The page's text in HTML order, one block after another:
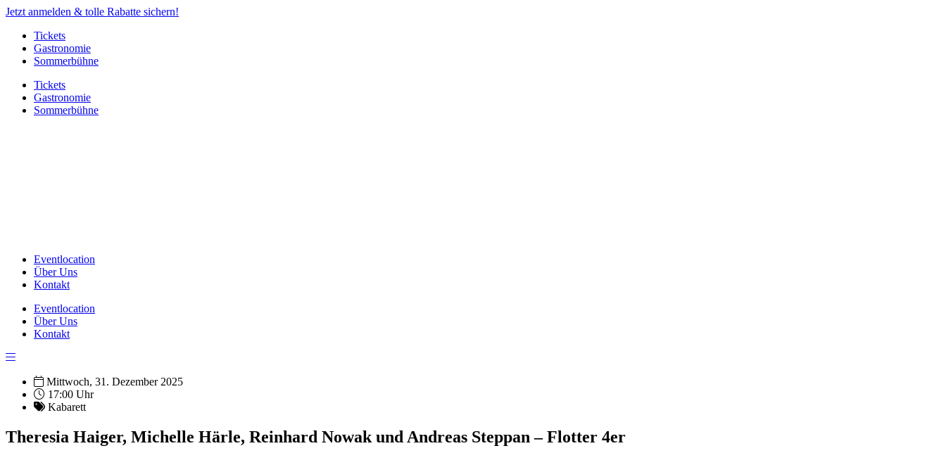
Jetzt anmelden & tolle Rabatte sichern!
Tickets
Gastronomie
Sommerbühne
Tickets
Gastronomie
Sommerbühne
Eventlocation
Über Uns
Kontakt
Eventlocation
Über Uns
Kontakt
Mittwoch, 31. Dezember 2025
17:00 Uhr
Kabarett
Theresia Haiger, Michelle Härle, Reinhard Nowak und Andreas Steppan – Flotter 4er